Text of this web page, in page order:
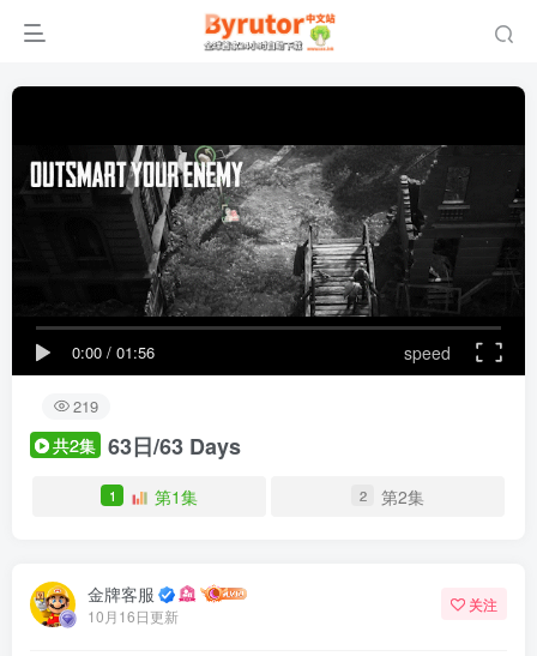
0:00 / 01:56 speed
219
共2集 63日/63 Days
1 第1集 2 第2集
金牌客服
10月16日更新
关注